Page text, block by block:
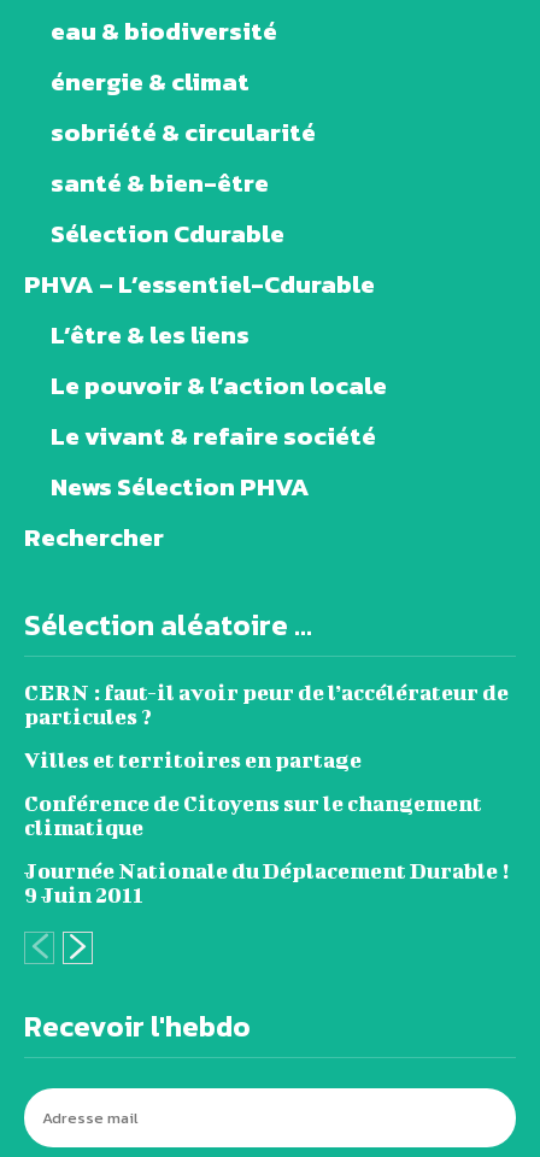
eau & biodiversité
énergie & climat
sobriété & circularité
santé & bien-être
Sélection Cdurable
PHVA – L’essentiel-Cdurable
L’être & les liens
Le pouvoir & l’action locale
Le vivant & refaire société
News Sélection PHVA
Rechercher
Sélection aléatoire ...
CERN : faut-il avoir peur de l’accélérateur de
particules ?
Villes et territoires en partage
Conférence de Citoyens sur le changement
climatique
Journée Nationale du Déplacement Durable !
9 Juin 2011
Recevoir l'hebdo